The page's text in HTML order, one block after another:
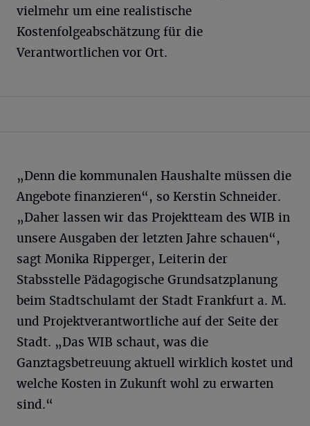
vielmehr um eine realistische
Kostenfolgeabschätzung für die
Verantwortlichen vor Ort.
„Denn die kommunalen Haushalte müssen die
Angebote finanzieren“, so Kerstin Schneider.
„Daher lassen wir das Projektteam des WIB in
unsere Ausgaben der letzten Jahre schauen“,
sagt Monika Ripperger, Leiterin der
Stabsstelle Pädagogische Grundsatzplanung
beim Stadtschulamt der Stadt Frankfurt a. M.
und Projektverantwortliche auf der Seite der
Stadt. „Das WIB schaut, was die
Ganztagsbetreuung aktuell wirklich kostet und
welche Kosten in Zukunft wohl zu erwarten
sind.“